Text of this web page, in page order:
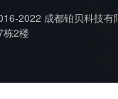
2022 成都铂贝科技
栋2楼